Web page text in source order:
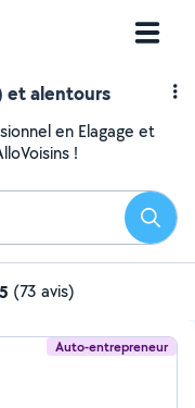
et alentours
en Elagage et
!
(73 avis)
Auto-entrepreneur